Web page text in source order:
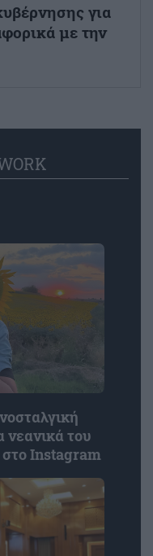
για
με την
του
στο Instagram